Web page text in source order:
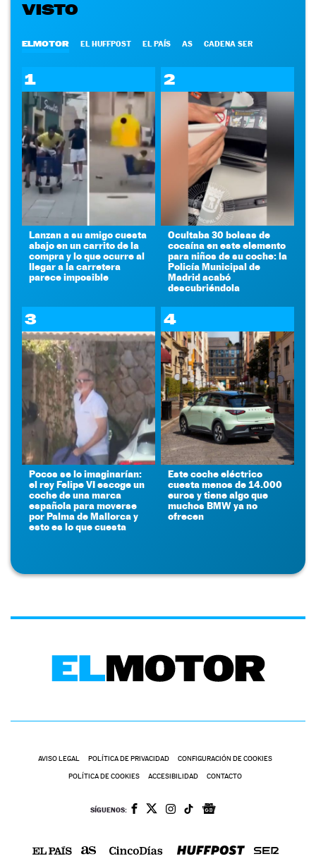
VISTO
ELMOTOR EL HUFFPOST EL PAÍS AS CADENA SER
1
Lanzan a su amigo cuesta
abajo en un carrito de la
compra y lo que ocurre al
llegar a la carretera
parece imposible
2
Ocultaba 30 bolsas de
cocaína en este elemento
para niños de su coche: la
Policía Municipal de
Madrid acabó
descubriéndola
3
Pocos se lo imaginarían:
el rey Felipe VI escoge un
coche de una marca
española para moverse
por Palma de Mallorca y
esto es lo que cuesta
4
Este coche eléctrico
cuesta menos de 14.000
euros y tiene algo que
muchos BMW ya no
ofrecen
AVISO LEGAL POLÍTICA DE PRIVACIDAD CONFIGURACIÓN DE COOKIES
POLÍTICA DE COOKIES ACCESIBILIDAD CONTACTO
SÍGUENOS: